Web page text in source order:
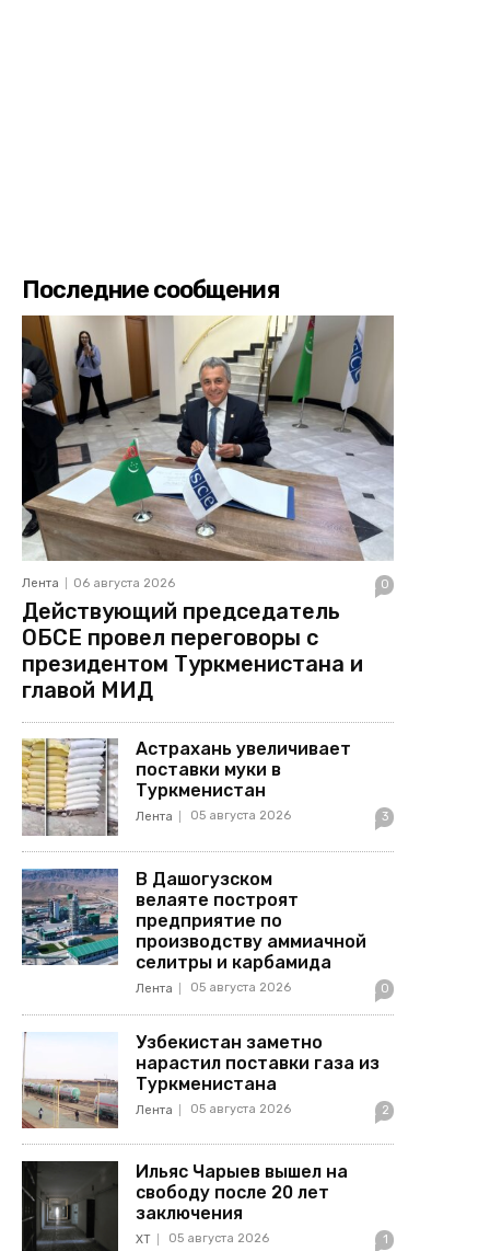
Последние сообщения
Лента 06 августа 2026 0
Действующий председатель
ОБСЕ провел переговоры с
президентом Туркменистана и
главой МИД
Астрахань увеличивает
поставки муки в
Туркменистан
Лента 05 августа 2026 3
В Дашогузском
велаяте построят
предприятие по
производству аммиачной
селитры и карбамида
Лента 05 августа 2026 0
Узбекистан заметно
нарастил поставки газа из
Туркменистана
Лента 05 августа 2026 2
Ильяс Чарыев вышел на
свободу после 20 лет
заключения
ХТ 05 августа 2026 1